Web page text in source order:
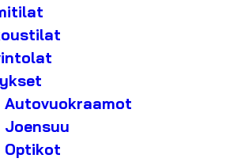
Autovuokraamot
Joensuu
Optikot